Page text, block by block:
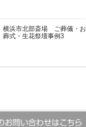
横浜市北部斎場 ご葬儀・お
葬式・生花祭壇事例3